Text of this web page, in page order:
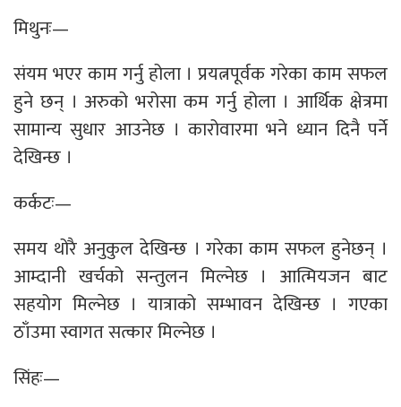
मिथुनः—
संयम भएर काम गर्नु होला । प्रयत्नपूर्वक गरेका काम सफल
हुने छन् । अरुको भरोसा कम गर्नु होला । आर्थिक क्षेत्रमा
सामान्य सुधार आउनेछ । कारोवारमा भने ध्यान दिनै पर्ने
देखिन्छ ।
कर्कटः—
समय थोरै अनुकुल देखिन्छ । गरेका काम सफल हुनेछन् ।
आम्दानी खर्चको सन्तुलन मिल्नेछ । आत्मियजन बाट
सहयोग मिल्नेछ । यात्राको सम्भावन देखिन्छ । गएका
ठाँउमा स्वागत सत्कार मिल्नेछ ।
सिंहः—